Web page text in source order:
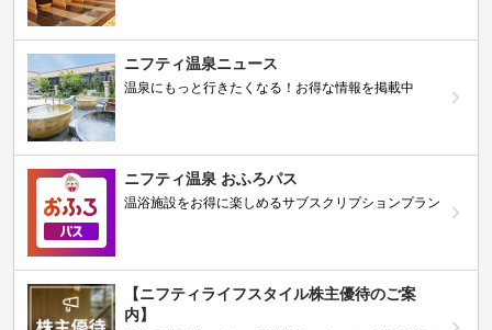
ニフティ温泉ニュース
温泉にもっと行きたくなる！お得な情報を掲載中
ニフティ温泉 おふろパス
温浴施設をお得に楽しめるサブスクリプションプラン
【ニフティライフスタイル株主優待のご案
内】